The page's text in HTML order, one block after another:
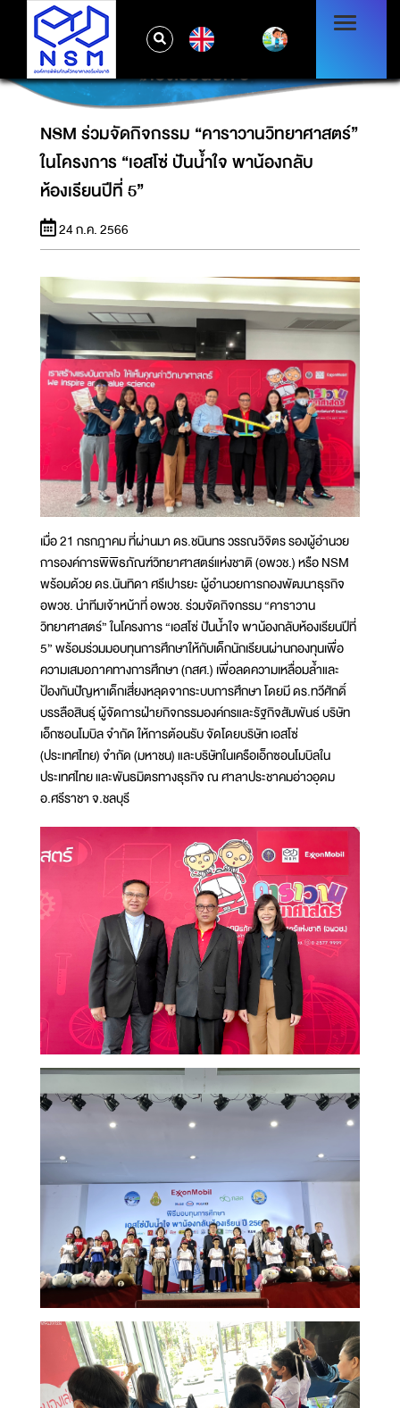
NSM ร่วมจัดกิจกรรม “คาราวานวิทยาศาสตร์”
ในโครงการ “เอสโซ่ ปันน้ำใจ พาน้องกลับ
ห้องเรียนปีที่ 5”
NSM ร่วมจัดกิจกรรม “คาราวานวิทยาศาสตร์”
ในโครงการ “เอสโซ่ ปันน้ำใจ พาน้องกลับ
ห้องเรียนปีที่ 5”
24 ก.ค. 2566
เมื่อ 21 กรกฎาคม ที่ผ่านมา ดร.ชนินทร วรรณวิจิตร รองผู้อำนวย
การองค์การพิพิธภัณฑ์วิทยาศาสตร์แห่งชาติ (อพวช.) หรือ NSM
พร้อมด้วย ดร.นันทิดา ศรีเปารยะ ผู้อำนวยการกองพัฒนาธุรกิจ
อพวช. นำทีมเจ้าหน้าที่ อพวช. ร่วมจัดกิจกรรม “คาราวาน
วิทยาศาสตร์” ในโครงการ “เอสโซ่ ปันน้ำใจ พาน้องกลับห้องเรียนปีที่
5” พร้อมร่วมมอบทุนการศึกษาให้กับเด็กนักเรียนผ่านกองทุนเพื่อ
ความเสมอภาคทางการศึกษา (กสศ.) เพื่อลดความเหลื่อมล้ำและ
ป้องกันปัญหาเด็กเสี่ยงหลุดจากระบบการศึกษา โดยมี ดร.ทวีศักดิ์
บรรลือสินธุ์ ผู้จัดการฝ่ายกิจกรรมองค์กรและรัฐกิจสัมพันธ์ บริษัท
เอ็กซอนโมบิล จำกัด ให้การต้อนรับ จัดโดยบริษัท เอสโซ่
(ประเทศไทย) จำกัด (มหาชน) และบริษัทในเครือเอ็กซอนโมบิลใน
ประเทศไทย และพันธมิตรทางธุรกิจ ณ ศาลาประชาคมอ่าวอุดม
อ.ศรีราชา จ.ชลบุรี